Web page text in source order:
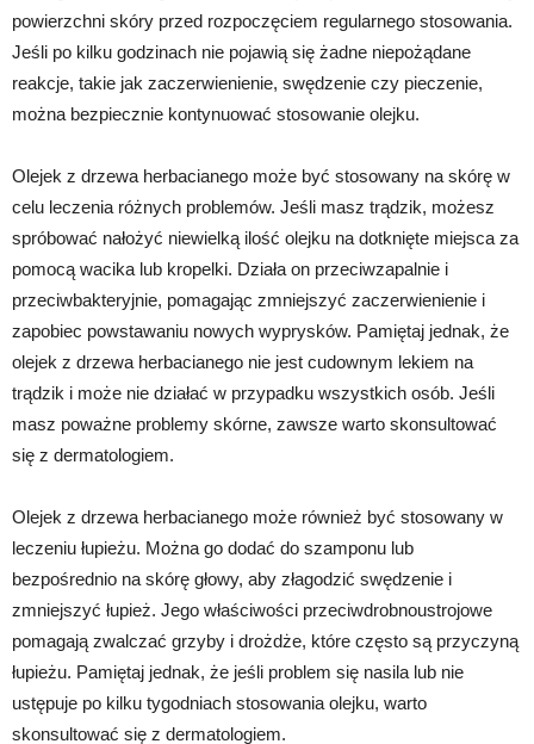
powierzchni skóry przed rozpoczęciem regularnego stosowania.
Jeśli po kilku godzinach nie pojawią się żadne niepożądane
reakcje, takie jak zaczerwienienie, swędzenie czy pieczenie,
można bezpiecznie kontynuować stosowanie olejku.
Olejek z drzewa herbacianego może być stosowany na skórę w
celu leczenia różnych problemów. Jeśli masz trądzik, możesz
spróbować nałożyć niewielką ilość olejku na dotknięte miejsca za
pomocą wacika lub kropelki. Działa on przeciwzapalnie i
przeciwbakteryjnie, pomagając zmniejszyć zaczerwienienie i
zapobiec powstawaniu nowych wyprysków. Pamiętaj jednak, że
olejek z drzewa herbacianego nie jest cudownym lekiem na
trądzik i może nie działać w przypadku wszystkich osób. Jeśli
masz poważne problemy skórne, zawsze warto skonsultować
się z dermatologiem.
Olejek z drzewa herbacianego może również być stosowany w
leczeniu łupieżu. Można go dodać do szamponu lub
bezpośrednio na skórę głowy, aby złagodzić swędzenie i
zmniejszyć łupież. Jego właściwości przeciwdrobnoustrojowe
pomagają zwalczać grzyby i drożdże, które często są przyczyną
łupieżu. Pamiętaj jednak, że jeśli problem się nasila lub nie
ustępuje po kilku tygodniach stosowania olejku, warto
skonsultować się z dermatologiem.